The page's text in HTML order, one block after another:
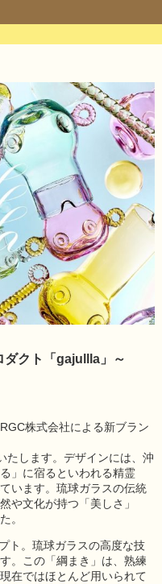
ダクト「gajullla」～
株式会社による新ブラン
たします。デザインには、沖
」に宿るといわれる精霊
います。琉球ガラスの伝統
や文化が持つ「美しさ」
。
ト。琉球ガラスの高度な技
。この「綱まき」は、熟練
在ではほとんど用いられて